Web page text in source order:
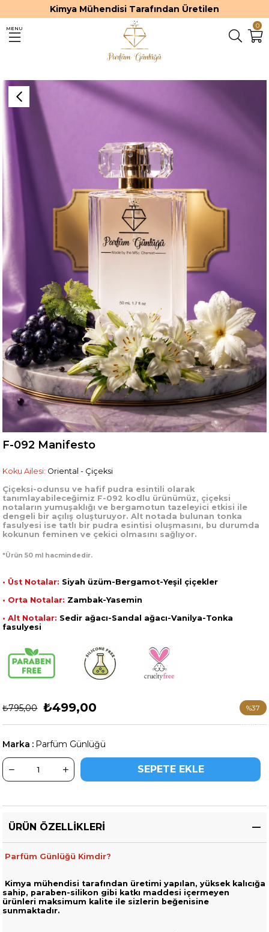
Kimya Mühendisi Tarafından Üretilen
0
MENU
F-092 Manifesto
Koku Ailesi: Oriental - Çiçeksi
Çiçeksi-odunsu ve hafif pudra esintili olarak
tanımlayabileceğimiz F-092 kodlu ürünümüz, çiçeksi
notaların yumuşaklığı ve bergamotun tazeleyici etkisi ile
dengeli bir açılış oluşturuyor. Alt notada bulunan tonka
fasulyesi ise tatlı bir pudra esintisi oluşmasını, bu durumda
kokunun feminen ve çekici olmasını sağlıyor.
*Ürün 50 ml hacmindedir.
• Üst Notalar: Siyah üzüm-Bergamot-Yeşil çiçekler
• Orta Notalar: Zambak-Yasemin
• Alt Notalar: Sedir ağacı-Sandal ağacı-Vanilya-Tonka
fasulyesi
₺795,00 ₺499,00 %37
İndirim
Marka : Parfüm Günlüğü
ÜRÜN ÖZELLIKLERI
Parfüm Günlüğü Kimdir?
Kimya mühendisi tarafından üretimi yapılan, yüksek kalıcığa
sahip, paraben-silikon gibi katkı maddesi içermeyen
ürünleri maksimum kalite ile sizlerin beğenisine
sunmaktadır.